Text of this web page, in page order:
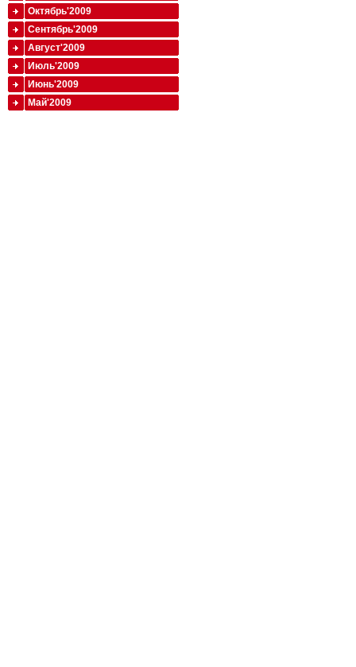
Октябрь'2009
Сентябрь'2009
Август'2009
Июль'2009
Июнь'2009
Май'2009